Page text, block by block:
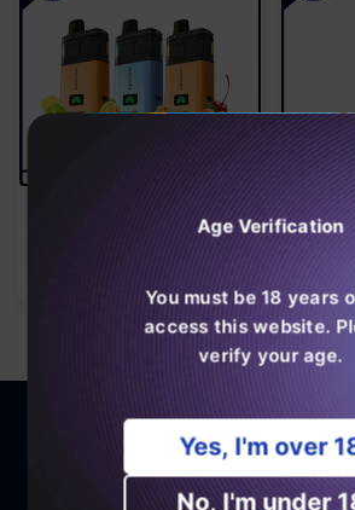
Hayati Mini Ultra 1500
Puffs (æske Med 10)
Puffs
Age Verification
You must be 18 years
access this website.
verify your age.
Yes, I'm over
No, I'm under